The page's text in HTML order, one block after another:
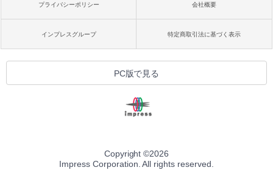
プライバシーポリシー 会社概要
インプレスグループ 特定商取引法に基づく表示
PC版で見る
Copyright ©2026
Impress Corporation. All rights reserved.